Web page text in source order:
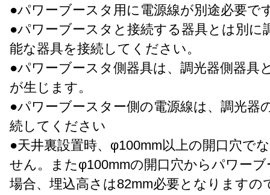
●パワーブースタ用に電源線が別途必要で
●パワーブースタと接続する器具とは別に
能な器具を接続してください。
●パワーブースタ側器具は、調光器側器具
が生じます。
●パワーブースター側の電源線は、調光器
続してください
●天井裏設置時、φ100mm以上の開口穴で
せん。またφ100mmの開口穴からパワー
場合、埋込高さは82mm必要となりますの